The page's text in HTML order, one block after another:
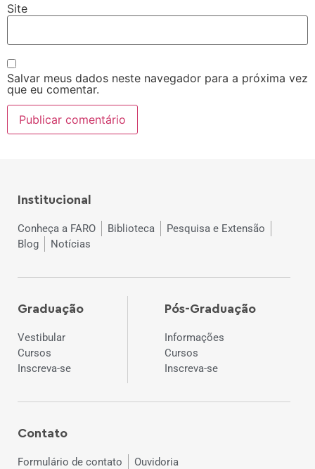
Site
Salvar meus dados neste navegador para a próxima vez
que eu comentar.
Institucional
Conheça a FARO Biblioteca
Pesquisa e Extensão
Blog
Notícias
Graduação
Vestibular
Cursos
Inscreva-se
Pós-Graduação
Informações
Cursos
Inscreva-se
Contato
Formulário de contato Ouvidoria